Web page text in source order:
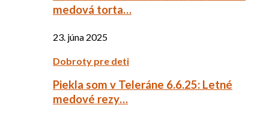
medová torta…
23. júna 2025
Dobroty pre deti
Piekla som v Teleráne 6.6.25: Letné
medové rezy…